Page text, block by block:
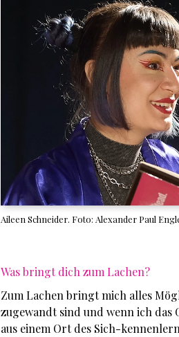
Aileen Schneider. Foto: Alexander Paul
Was bringt dich zum Lachen?
Zum Lachen bringt mich alles
zugewandt sind und wenn ich
aus einem Ort des Sich-